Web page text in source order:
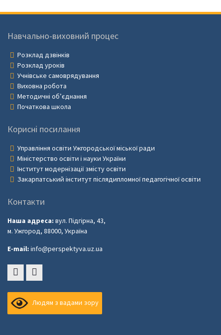
Навчально-виховний процес
Розклад дзвінків
Розклад уроків
Учнівське самоврядування
Виховна робота
Методичні об’єднання
Початкова школа
Корисні посилання
Управління освіти Ужгородської міської ради
Міністерство освіти і науки України
Інститут модернізації змісту освіти
Закарпатський інститут післядипломної педагогічної освіти
Контакти
Наша адреса: вул. Підгірна, 43,
м. Ужгород, 88000, Україна
E-mail: info@perspektyva.uz.ua
Людям з вадами зору